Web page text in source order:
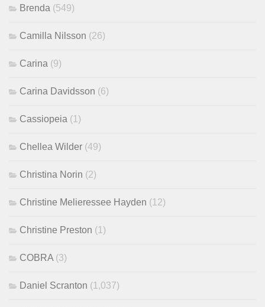
Brenda (549)
Camilla Nilsson (26)
Carina (9)
Carina Davidsson (6)
Cassiopeia (1)
Chellea Wilder (49)
Christina Norin (2)
Christine Melieressee Hayden (12)
Christine Preston (1)
COBRA (3)
Daniel Scranton (1,037)